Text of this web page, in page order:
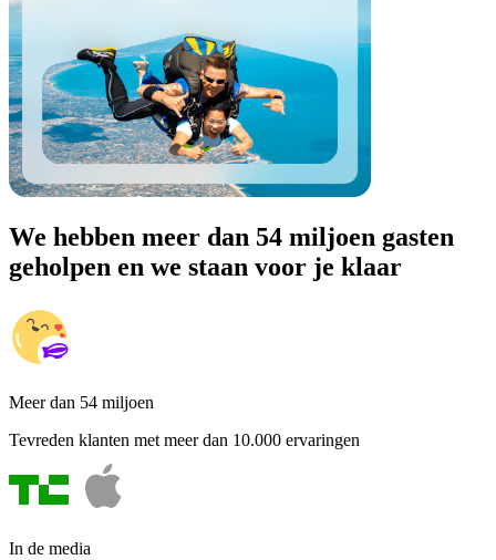
We hebben meer dan 54 miljoen gasten
geholpen en we staan voor je klaar
Meer dan 54 miljoen
Tevreden klanten met meer dan 10.000 ervaringen
In de media